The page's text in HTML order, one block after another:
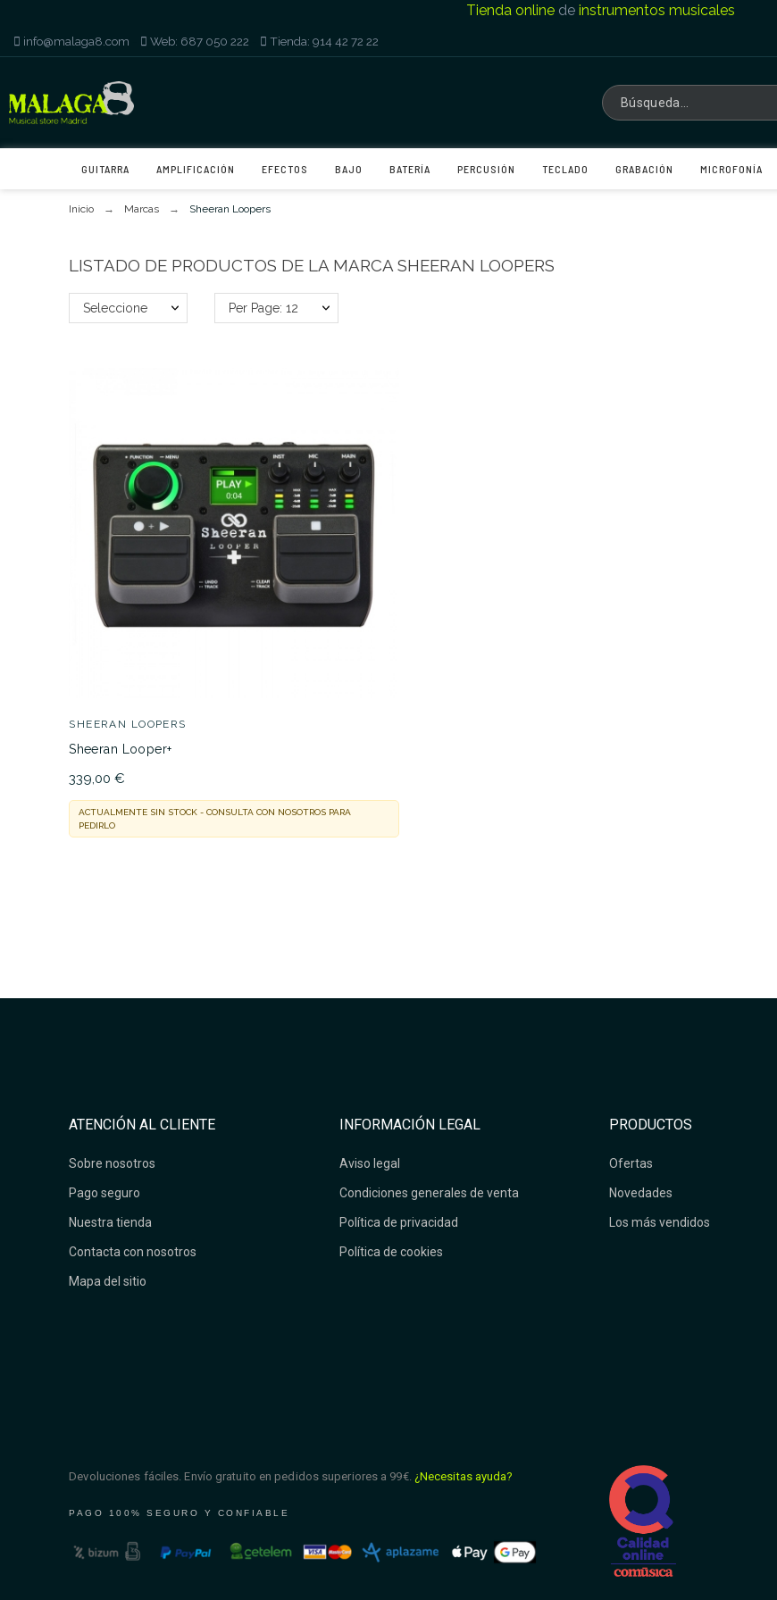
Tienda onlinede instrumentos musicales
info@malaga8.com Web: 687 050 222 Tienda: 914 42 72 22
GUITARRA AMPLIFICACIÓN EFECTOS BAJO BATERÍA PERCUSIÓN TECLADO GRABACIÓN MICROFONÍA
Inicio Marcas Sheeran Loopers
LISTADO DE PRODUCTOS DE LA MARCA SHEERAN LOOPERS
Seleccione Per Page: 12
SHEERAN LOOPERS
Sheeran Looper+
339,00 €
ACTUALMENTE SIN STOCK - CONSULTA CON NOSOTROS PARA
PEDIRLO
ATENCIÓN AL CLIENTE
Sobre nosotros
Pago seguro
Nuestra tienda
Contacta con nosotros
Mapa del sitio
INFORMACIÓN LEGAL
Aviso legal
Condiciones generales de venta
Política de privacidad
Política de cookies
PRODUCTOS
Ofertas
Novedades
Los más vendidos
Devoluciones fáciles. Envío gratuito en pedidos superiores a 99€. ¿Necesitas ayuda?
PAGO 100% SEGURO Y CONFIABLE